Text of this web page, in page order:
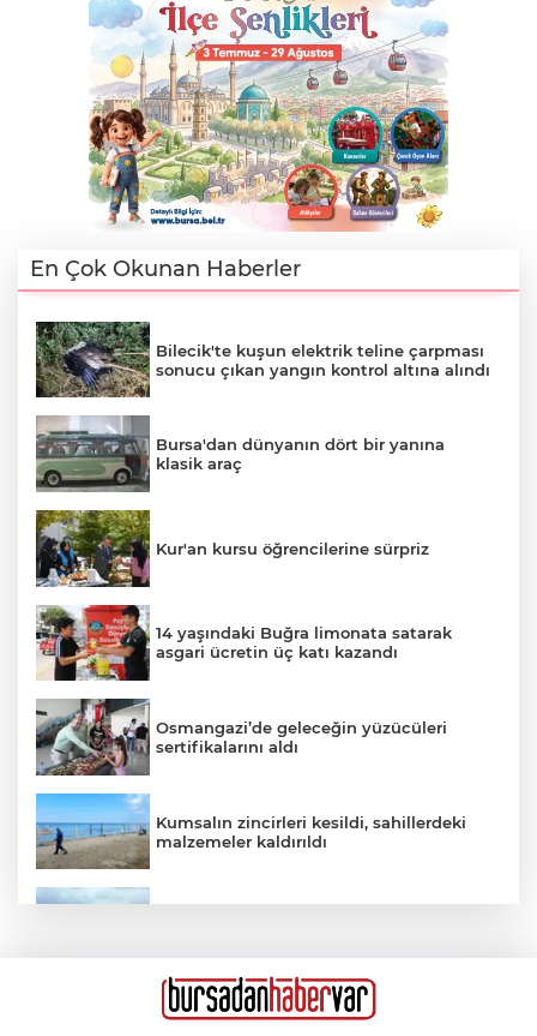
En Çok Okunan Haberler
Bilecik'te kuşun elektrik teline çarpması
sonucu çıkan yangın kontrol altına alındı
Bursa'dan dünyanın dört bir yanına
klasik araç
Kur'an kursu öğrencilerine sürpriz
14 yaşındaki Buğra limonata satarak
asgari ücretin üç katı kazandı
Osmangazi’de geleceğin yüzücüleri
sertifikalarını aldı
Kumsalın zincirleri kesildi, sahillerdeki
malzemeler kaldırıldı
Ümraniye'de hafif ticari araç ile otomobil